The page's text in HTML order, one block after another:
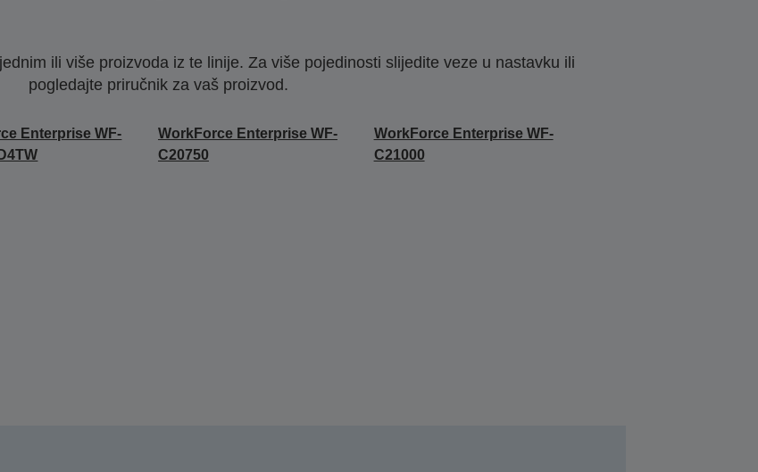
ili više proizvoda iz te linije. Za više pojedinosti slijedite veze u nastavku ili
pogledajte priručnik za vaš proizvod.
Enterprise WF-
WorkForce Enterprise WF-
C20750
WorkForce Enterprise WF-
C21000